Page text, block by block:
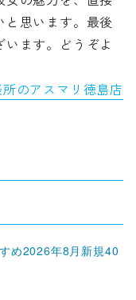
思います。最後
ます。どうぞよ
のアスマリ徳島店
め2026年8月新規40